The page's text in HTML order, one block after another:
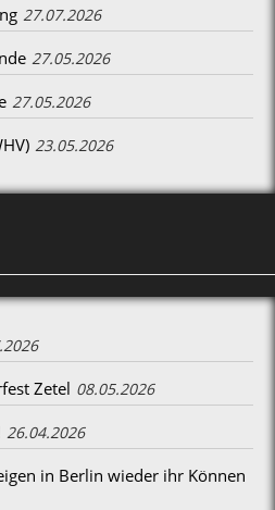
27.07.2026
27.05.2026
27.05.2026
23.05.2026
Zetel 08.05.2026
26.04.2026
in Berlin wieder ihr Können